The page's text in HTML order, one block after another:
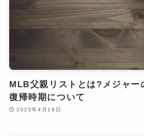
MLB父親リストとは?メジャー
復帰時期について
2025年4月19日